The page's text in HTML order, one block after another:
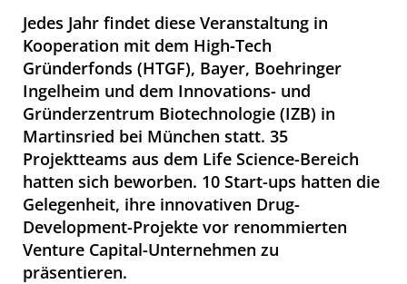
Jedes Jahr findet diese Veranstaltung in
Kooperation mit dem High-Tech
Gründerfonds (HTGF), Bayer, Boehringer
Ingelheim und dem Innovations- und
Gründerzentrum Biotechnologie (IZB) in
Martinsried bei München statt. 35
Projektteams aus dem Life Science-Bereich
hatten sich beworben. 10 Start-ups hatten die
Gelegenheit, ihre innovativen Drug-
Development-Projekte vor renommierten
Venture Capital-Unternehmen zu
präsentieren.